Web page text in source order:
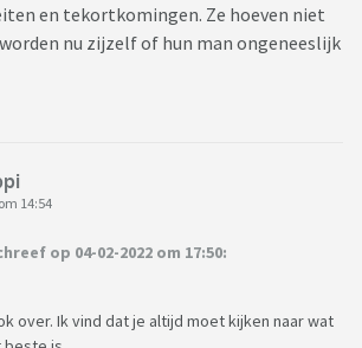
en tekortkomingen. Ze hoeven niet
nu zijzelf of hun man ongeneeslijk
om 14:54
op 04-02-2022 om 17:50:
over. Ik vind dat je altijd moet kijken naar wat